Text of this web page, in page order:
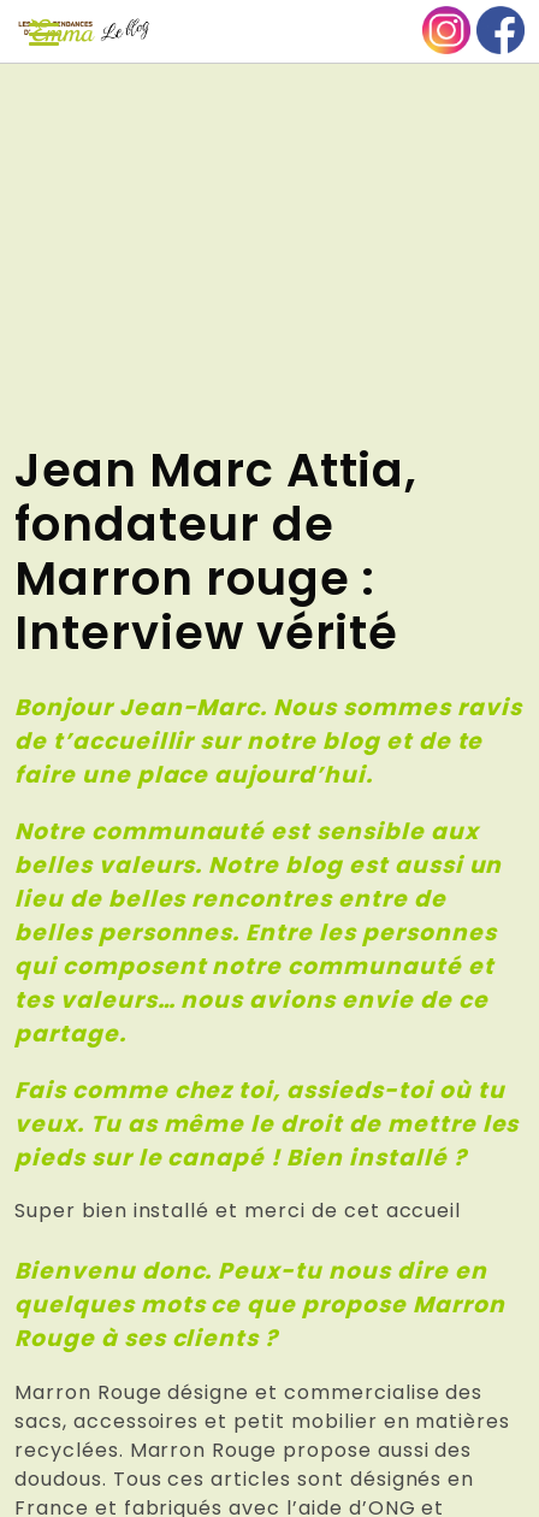
Aller
contenu
Jean Marc Attia,
fondateur de
Marron rouge :
Interview vérité
Bonjour Jean-Marc. Nous sommes ravis
de t’accueillir sur notre blog et de te
faire une place aujourd’hui.
Notre communauté est sensible aux
belles valeurs. Notre blog est aussi un
lieu de belles rencontres entre de
belles personnes. Entre les personnes
qui composent notre communauté et
tes valeurs… nous avions envie de ce
partage.
Fais comme chez toi, assieds-toi où tu
veux. Tu as même le droit de mettre les
pieds sur le canapé ! Bien installé ?
Super bien installé et merci de cet accueil
Bienvenu donc. Peux-tu nous dire en
quelques mots ce que propose Marron
Rouge à ses clients ?
Marron Rouge désigne et commercialise des
sacs, accessoires et petit mobilier en matières
recyclées. Marron Rouge propose aussi des
doudous. Tous ces articles sont désignés en
France et fabriqués avec l’aide d’ONG et